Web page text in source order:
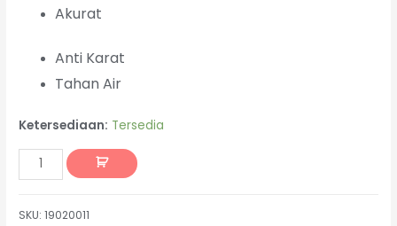
Akurat
Anti Karat
Tahan Air
Ketersediaan: Tersedia
SKU:19020011